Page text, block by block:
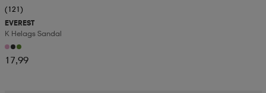
(121)
EVEREST
K Helags Sandal
17,99